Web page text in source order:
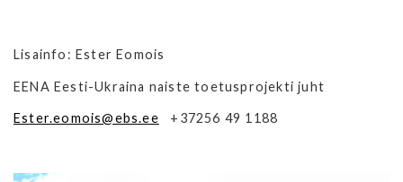
Lisainfo: Ester Eomois
EENA Eesti-Ukraina naiste toetusprojekti juht
Ester.eomois@ebs.ee +37256 49 1188